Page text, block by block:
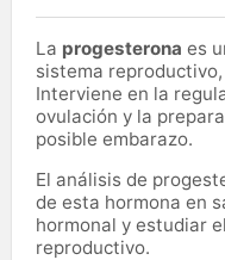
La progesterona es
sistema
Interviene en la
ovulación y la
posible embarazo.
El análisis de
de esta hormona en
hormonal y estudiar
reproductivo.